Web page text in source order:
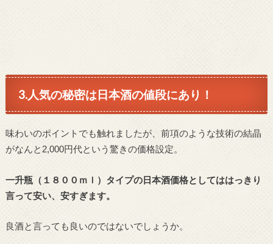
3.人気の秘密は日本酒の値段にあり！
味わいのポイントでも触れましたが、前項のような技術の結晶
がなんと2,000円代という驚きの価格設定。
一升瓶（１８００ｍｌ）タイプの日本酒価格としてははっきり
言って安い、安すぎます。
良酒と言っても良いのではないでしょうか。